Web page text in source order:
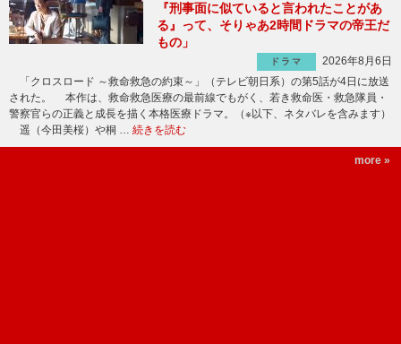
『刑事面に似ていると言われたことがあ
る』って、そりゃあ2時間ドラマの帝王だ
もの」
ドラマ
2026年8月6日
「クロスロード ～救命救急の約束～」（テレビ朝日系）の第5話が4日に放送
された。 本作は、救命救急医療の最前線でもがく、若き救命医・救急隊員・
警察官らの正義と成長を描く本格医療ドラマ。（※以下、ネタバレを含みます）
遥（今田美桜）や桐 … 続きを読む
more »